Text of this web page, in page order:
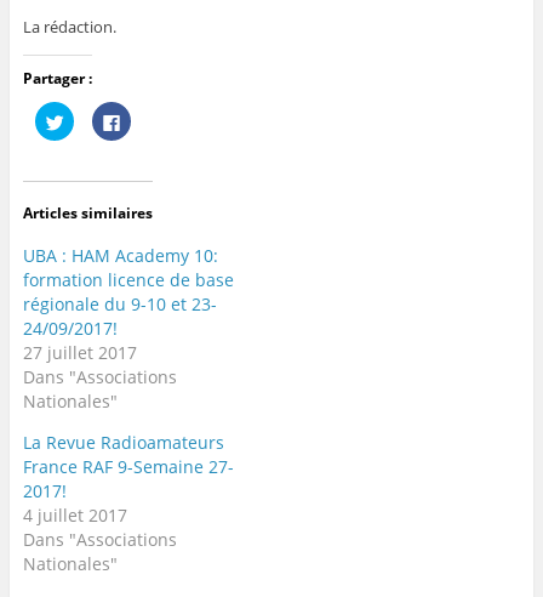
La rédaction.
Partager :
C
l
p
u
r
p
a
r
t
a
g
e
r
s
u
T
w
i
t
t
e
r
u
C
l
z
p
u
r
p
a
r
g
e
r
F
a
c
o
o
k
Articles similaires
UBA : HAM Academy 10:
formation licence de base
régionale du 9-10 et 23-
24/09/2017!
27 juillet 2017
Dans "Associations
Nationales"
La Revue Radioamateurs
France RAF 9-Semaine 27-
2017!
4 juillet 2017
Dans "Associations
Nationales"